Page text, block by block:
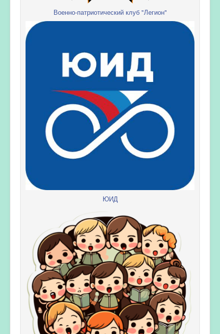
Военно-патриотический клуб "Легион"
ЮИД